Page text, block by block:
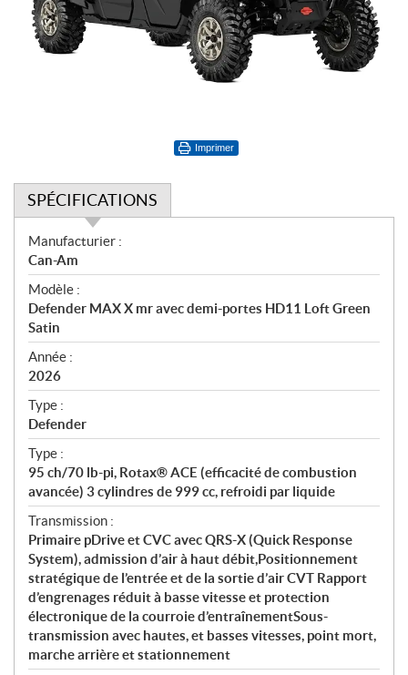
Imprimer
SPÉCIFICATIONS
S
p
é
c
i
f
i
c
a
t
i
o
n
s
Manufacturier :
Can-Am
Modèle :
Defender MAX X mr avec demi-portes HD11 Loft Green
Satin
Année :
2026
Type :
Defender
Type :
95 ch/70 lb-pi, Rotax® ACE (efficacité de combustion
avancée) 3 cylindres de 999 cc, refroidi par liquide
Transmission :
Primaire pDrive et CVC avec QRS-X (Quick Response
System), admission d’air à haut débit,Positionnement
stratégique de l’entrée et de la sortie d’air CVT Rapport
d’engrenages réduit à basse vitesse et protection
électronique de la courroie d’entraînementSous-
transmission avec hautes, et basses vitesses, point mort,
marche arrière et stationnement